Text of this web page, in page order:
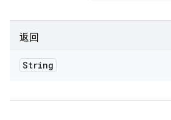
返回
String